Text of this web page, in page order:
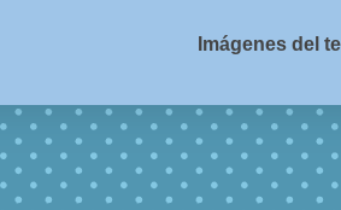
Imágenes del